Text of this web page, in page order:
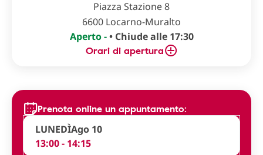
Piazza Stazione 8
6600 Locarno-Muralto
Aperto -• Chiude alle 17:30
Orari di apertura
Prenota online un appuntamento:
LUNEDÌAgo 10
13:00 - 14:15